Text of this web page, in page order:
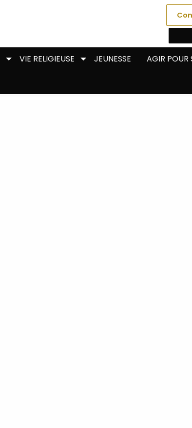
VIE RELIGIEUSE JEUNESSE AGIR POUR